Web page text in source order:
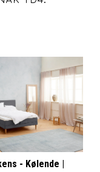
- Kølende |